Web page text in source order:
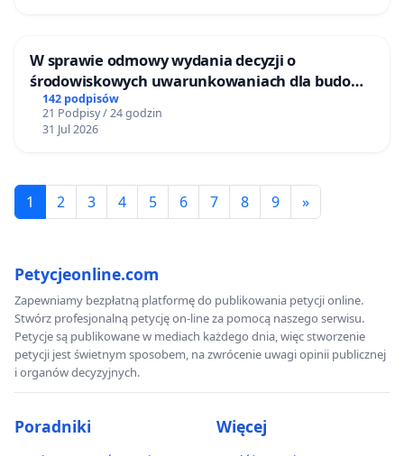
W sprawie odmowy wydania decyzji o
środowiskowych uwarunkowaniach dla budowy
zakładu wytwarzania biometanu „Krynki” w
Ostrowiu Południowym oraz ochrony
mieszkańców i Puszczy Knyszyńskiej
142 podpisów
21 Podpisy / 24 godzin
31 Jul 2026
1 2 3 4 5 6 7 8 9 »
Petycjeonline.com
Zapewniamy bezpłatną platformę do publikowania petycji online.
Stwórz profesjonalną petycję on-line za pomocą naszego serwisu.
Petycje są publikowane w mediach każdego dnia, więc stworzenie
petycji jest świetnym sposobem, na zwrócenie uwagi opinii publicznej
i organów decyzyjnych.
Poradniki Więcej